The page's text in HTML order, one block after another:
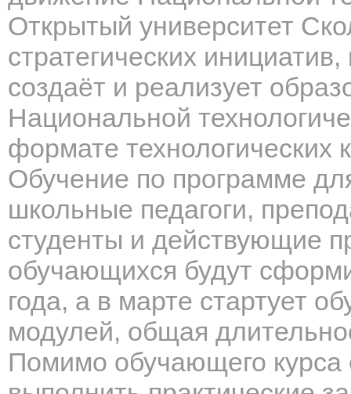
Открытый университет
стратегических
создаёт и реализует
Национальной
формате технологических
Обучение по программе
школьные педагоги,
студенты и действующие
обучающихся будут
года, а в марте стартует
модулей, общая
Помимо обучающего